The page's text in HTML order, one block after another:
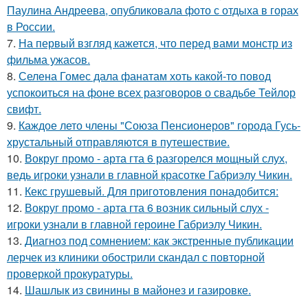
Паулина Андреева, опубликовала фото с отдыха в горах
в России.
7. На первый взгляд кажется, что перед вами монстр из
фильма ужасов.
8. Селена Гомес дала фанатам хоть какой-то повод
успокоиться на фоне всех разговоров о свадьбе Тейлор
свифт.
9. Каждое лето члены "Союза Пенсионеров" города Гусь-
хрустальный отправляются в путешествие.
10. Вокруг промо - арта гта 6 разгорелся мощный слух,
ведь игроки узнали в главной красотке Габриэлу Чикин.
11. Кекс грушевый. Для приготовления понадобится:
12. Вокруг промо - арта гта 6 возник сильный слух -
игроки узнали в главной героине Габриэлу Чикин.
13. Диагноз под сомнением: как экстренные публикации
лерчек из клиники обострили скандал с повторной
проверкой прокуратуры.
14. Шашлык из свинины в майонез и газировке.